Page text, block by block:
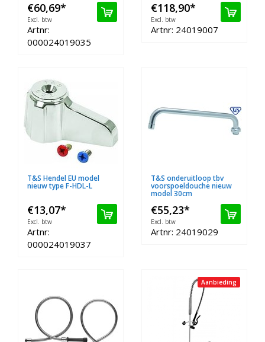
€60,69*
Excl. btw
Artnr:
000024019035
€118,90*
Excl. btw
Artnr: 24019007
T&S Hendel EU model
nieuw type F-HDL-L
€13,07*
Excl. btw
Artnr:
000024019037
T&S onderuitloop tbv
voorspoeldouche nieuw
model 30cm
€55,23*
Excl. btw
Artnr: 24019029
Aanbieding